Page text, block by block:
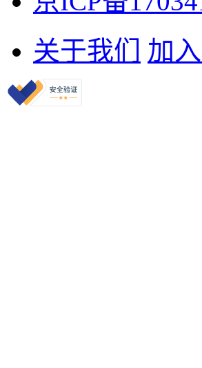
关于我们
加